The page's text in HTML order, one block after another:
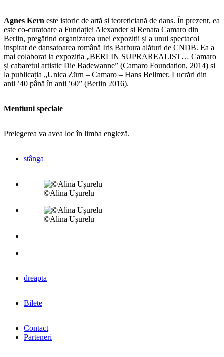
Agnes Kern este istoric de artă și teoreticiană de dans. În prezent, ea
este co-curatoare a Fundației Alexander și Renata Camaro din
Berlin, pregătind organizarea unei expoziții și a unui spectacol
inspirat de dansatoarea română Iris Barbura alături de CNDB. Ea a
mai colaborat la expoziția „BERLIN SUPRAREALIST… Camaro
și cabaretul artistic Die Badewanne” (Camaro Foundation, 2014) și
la publicația „Unica Zürn – Camaro – Hans Bellmer. Lucrări din
anii ’40 până în anii ’60” (Berlin 2016).
Mentiuni speciale
Prelegerea va avea loc în limba engleză.
stânga
©Alina Ușurelu
©Alina Ușurelu
dreapta
Bilete
Contact
Parteneri